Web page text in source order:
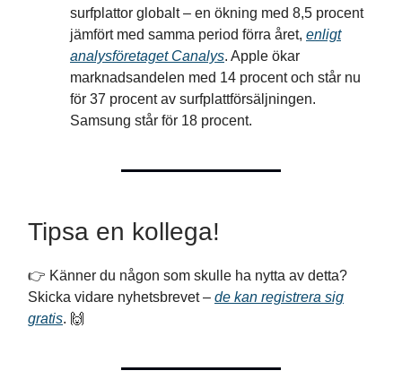
surfplattor globalt – en ökning med 8,5 procent
jämfört med samma period förra året, enligt
analysföretaget Canalys. Apple ökar
marknadsandelen med 14 procent och står nu
för 37 procent av surfplattförsäljningen.
Samsung står för 18 procent.
Tipsa en kollega!
👉 Känner du någon som skulle ha nytta av detta?
Skicka vidare nyhetsbrevet – de kan registrera sig
gratis. 🙌